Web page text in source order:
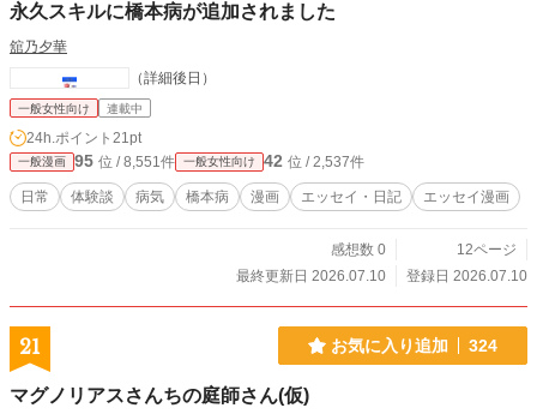
永久スキルに橋本病が追加されました
舘乃夕華
（詳細後日）
一般女性向け 連載中
24h.ポイント 21pt
一般漫画 95 位 / 8,551件 一般女性向け 42 位 / 2,537件
日常 体験談 病気 橋本病 漫画 エッセイ・日記 エッセイ漫画
感想数 0
12ページ
最終更新日 2026.07.10
登録日 2026.07.10
21 お気に入り追加 324
マグノリアスさんちの庭師さん(仮)